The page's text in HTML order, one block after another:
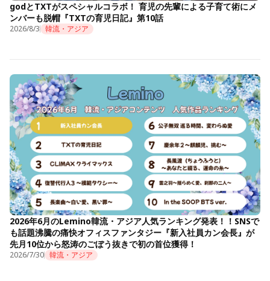
godとTXTがスペシャルコラボ！ 育児の先輩による子育て術にメ
ンバーも脱帽『TXTの育児日記』第10話
2026/8/3 韓流・アジア
2026年6月のLemino韓流・アジア人気ランキング発表！！SNSで
も話題沸騰の痛快オフィスファンタジー『新入社員カン会長』が
先月10位から怒涛のごぼう抜きで初の首位獲得！
2026/7/30 韓流・アジア